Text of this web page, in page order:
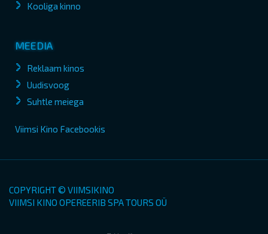
Kooliga kinno
MEEDIA
Reklaam kinos
Uudisvoog
Suhtle meiega
Viimsi Kino Facebookis
COPYRIGHT © VIIMSIKINO
VIIMSI KINO OPEREERIB SPA TOURS OÜ